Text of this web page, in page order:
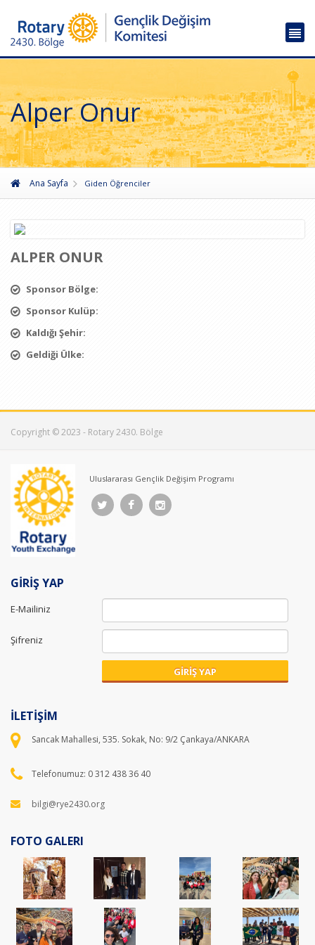
Alper Onur
Ana Sayfa Giden Öğrenciler
ALPER ONUR
Sponsor Bölge:
Sponsor Kulüp:
Kaldığı Şehir:
Geldiği Ülke:
Copyright © 2023 - Rotary 2430. Bölge
Uluslararası Gençlik Değişim Programı
GİRİŞ YAP
E-Mailiniz
Şifreniz
GİRİŞ YAP
İLETİŞİM
Sancak Mahallesi, 535. Sokak, No: 9/2 Çankaya/ANKARA
Telefonumuz: 0 312 438 36 40
bilgi@rye2430.org
FOTO GALERI